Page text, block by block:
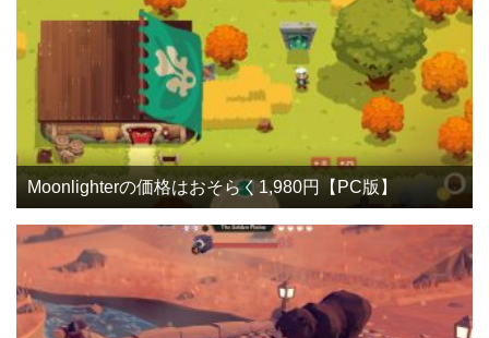
Moonlighterの価格はおそらく1,980円【PC版】